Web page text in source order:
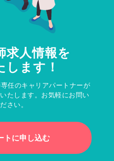
求人情報を
します！
任のキャリアパートナーが
たします。お気軽にお問い
さい。
トに申し込む